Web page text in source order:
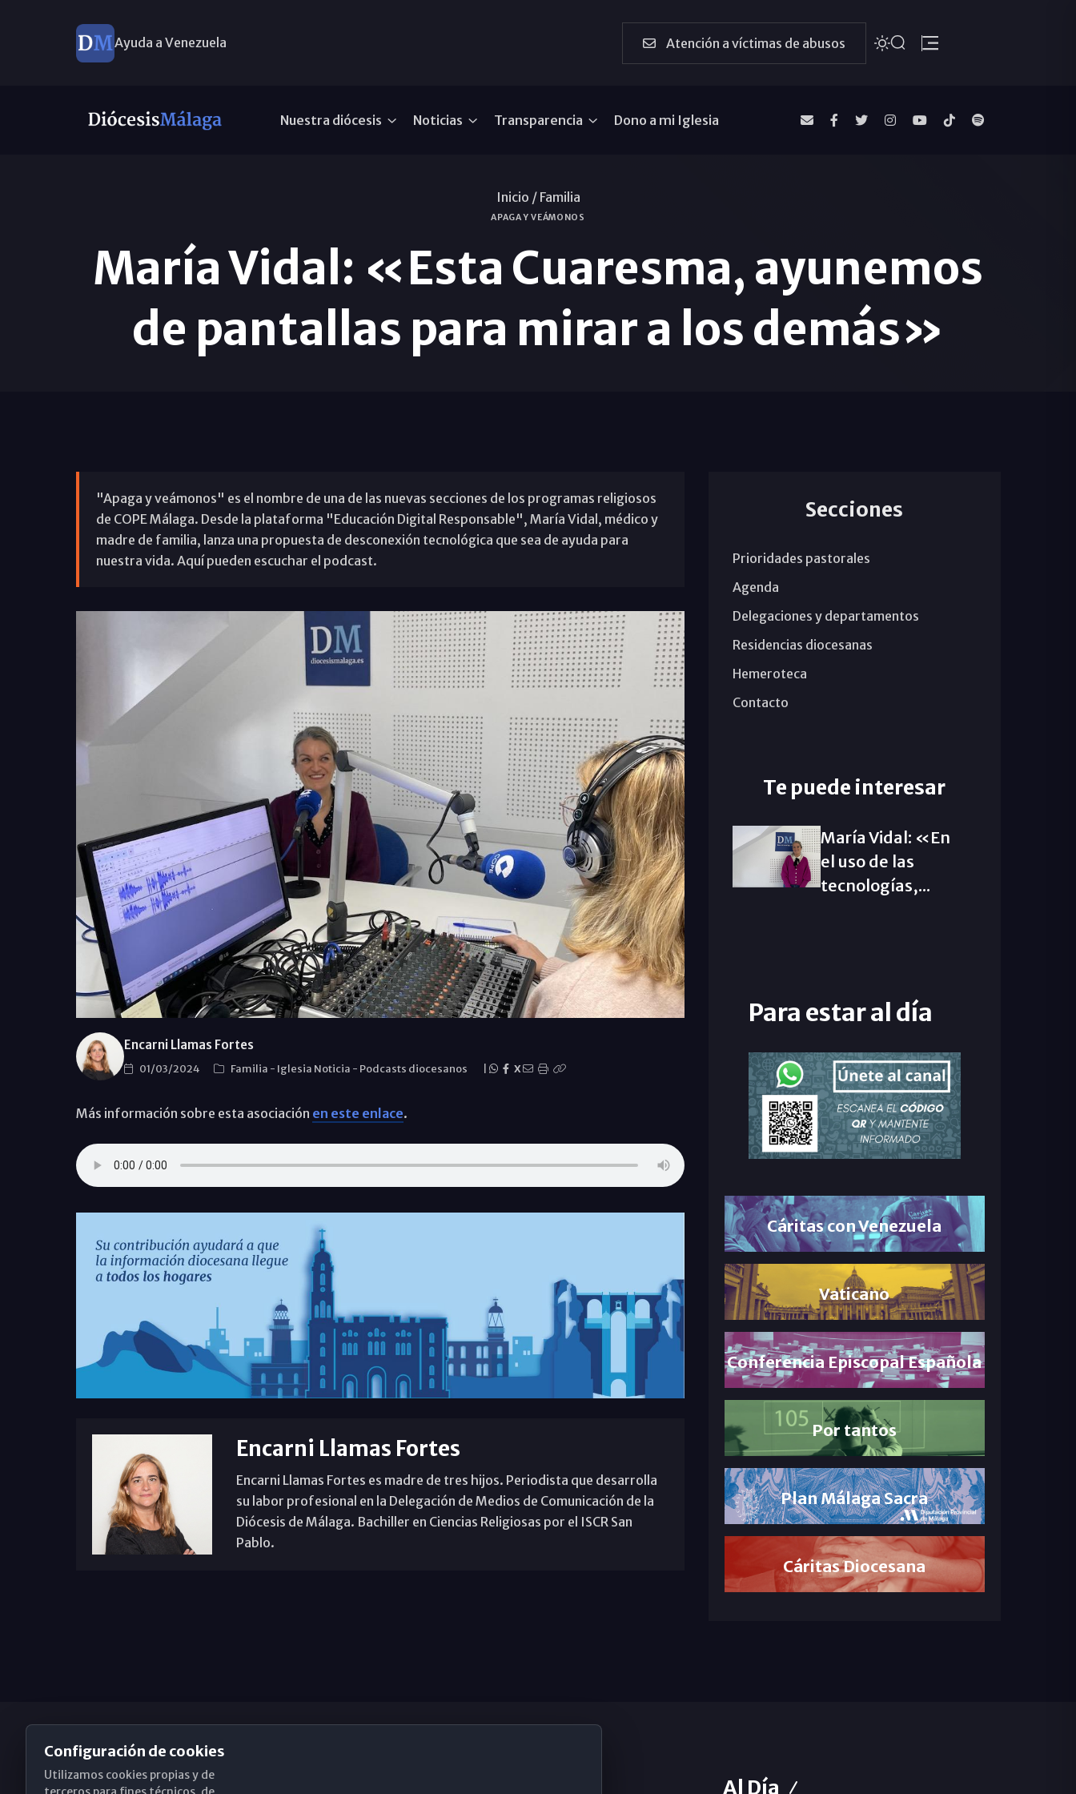
Ayuda a Venezuela Atención a víctimas de abusos
Nuestra diócesis Noticias Transparencia Dono a mi Iglesia
Inicio / Familia
APAGA Y VEÁMONOS
María Vidal: «Esta Cuaresma, ayunemos
de pantallas para mirar a los demás»
"Apaga y veámonos" es el nombre de una de las nuevas secciones de los programas religiosos
de COPE Málaga. Desde la plataforma "Educación Digital Responsable", María Vidal, médico y
madre de familia, lanza una propuesta de desconexión tecnológica que sea de ayuda para
nuestra vida. Aquí pueden escuchar el podcast.
Encarni Llamas Fortes
01/03/2024 Familia - Iglesia Noticia - Podcasts diocesanos X
Más información sobre esta asociación en este enlace.
Encarni Llamas Fortes
Encarni Llamas Fortes es madre de tres hijos. Periodista que desarrolla
su labor profesional en la Delegación de Medios de Comunicación de la
Diócesis de Málaga. Bachiller en Ciencias Religiosas por el ISCR San
Pablo.
Secciones
Prioridades pastorales
Agenda
Delegaciones y departamentos
Residencias diocesanas
Hemeroteca
Contacto
Te puede interesar
María Vidal: «En
el uso de las
tecnologías,...
Para estar al día
Cáritas con Venezuela
Vaticano
Conferencia Episcopal Española
Por tantos
Plan Málaga Sacra
Cáritas Diocesana
Obispado de Málaga Al Día
Configuración de cookies
Utilizamos cookies propias y de